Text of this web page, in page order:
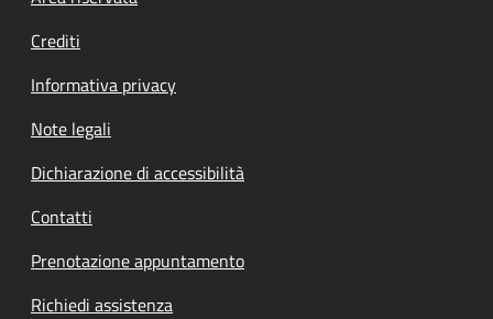
Crediti
Informativa privacy
Note legali
Dichiarazione di accessibilità
Contatti
Prenotazione appuntamento
Richiedi assistenza